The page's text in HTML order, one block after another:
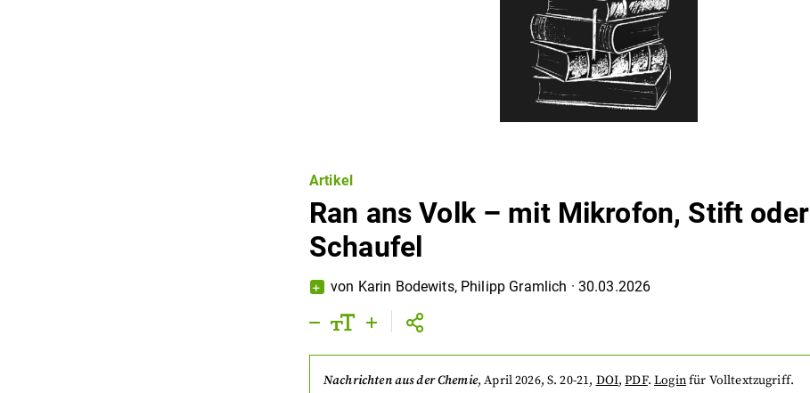
Artikel
Ran ans Volk – mit Mikrofon, Stift oder
Schaufel
von Karin Bodewits, Philipp Gramlich · 30.03.2026
Nachrichten aus der Chemie,April 2026, S. 20-21, DOI,PDF. Loginfür Volltextzugriff.